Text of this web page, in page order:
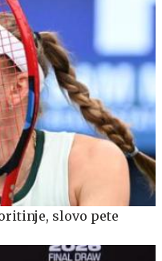
slovo pete